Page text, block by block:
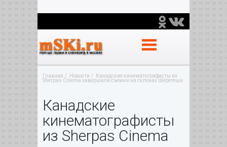
Главная Новости
Канадские кинематографисты из
Sherpas Cinema завершили съемки на склонах Шерегеша
Канадские
кинематографисты
из Sherpas Cinema